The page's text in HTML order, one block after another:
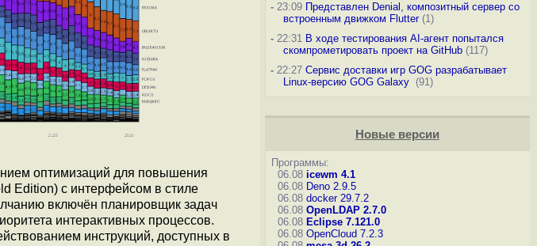
оптимизаций для повышения
Edition) с интерфейсом в стиле
включён планировщик задач
интерактивных процессов.
инструкций, доступных в
-23:09 Представлен Denial, композитный сервер со
встроенным движком Flutter(1)
-22:31 В ходе тестирования AI-агент попытался
скомпрометировать проект на GitHub(117)
-22:27 Сервис доставки игр GOG разрабатывает
Linux-версию GOG Galaxy (91)
Новые версии
Программы:
06.08 icewm 4.1
06.08 Deno 2.9.5
06.08 docker 29.7.2
06.08 OpenLDAP 2.7.0
06.08 Eclipse 7.121.0
06.08 OpenCloud 7.2.3